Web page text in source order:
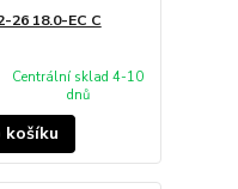
26 18.0-EC C
Centrální sklad 4-10
dnů
košíku